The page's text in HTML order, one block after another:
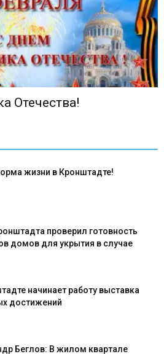
Отечества!
жизни в Кронштадте!
проверил готовность
домов для укрытия в случае
начинает работу выставка
достижений
Беглов: В жилом квартале